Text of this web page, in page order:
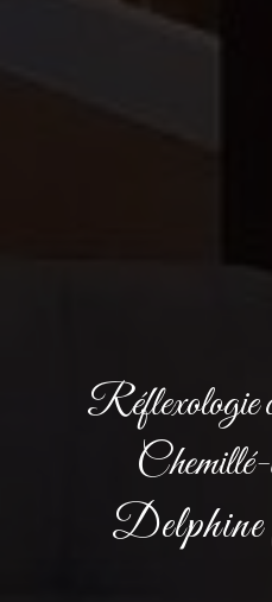
Réflexologie